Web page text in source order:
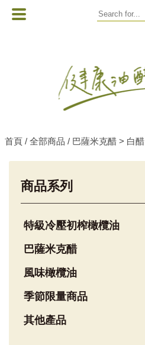
首頁 / 全部商品 / 巴薩米克醋 > 白醋
商品系列
特級冷壓初榨橄欖油
巴薩米克醋
風味橄欖油
季節限量商品
其他產品